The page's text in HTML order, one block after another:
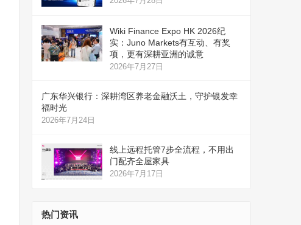
Wiki Finance Expo HK 2026纪
实：Juno Markets有互动、有奖
项，更有深耕亚洲的诚意
2026年7月27日
广东华兴银行：深耕湾区养老金融沃土，守护银发幸
福时光
2026年7月24日
线上远程托管7步全流程，不用出
门配齐全屋家具
2026年7月17日
热门资讯